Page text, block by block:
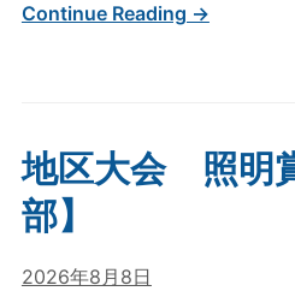
Continue Reading →
地区大会 照明
部】
2026年8月8日